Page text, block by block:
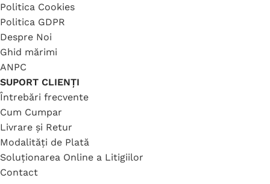
Politica Cookies
Politica GDPR
Despre Noi
Ghid mărimi
ANPC
SUPORT CLIENȚI
Întrebări frecvente
Cum Cumpar
Livrare și Retur
Modalități de Plată
Soluționarea Online a Litigiilor
Contact